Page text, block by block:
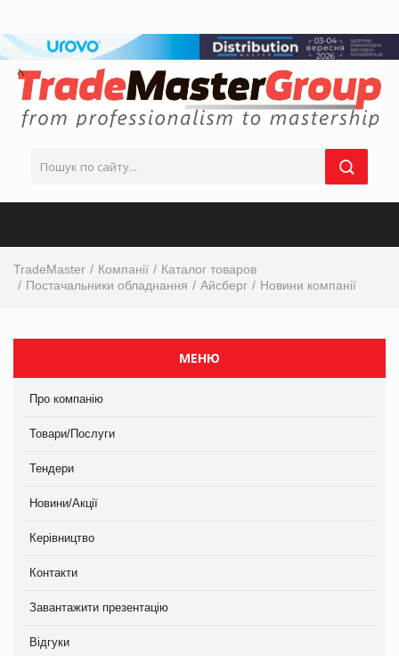
TradeMaster Компанії
Каталог товаров
Постачальники обладнання
Айсберг Новини компанії
МЕНЮ
Про компанію
Товари/Послуги
Тендери
Новини/Акції
Керівництво
Контакти
Завантажити презентацію
Відгуки